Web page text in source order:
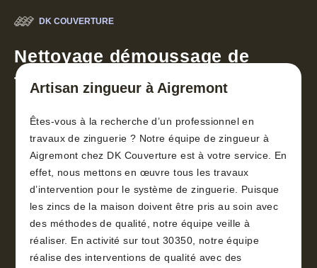
DK COUVERTURE
Nettoyage démoussage de
toiture 30
Artisan zingueur à Aigremont
Êtes-vous à la recherche d’un professionnel en
travaux de zinguerie ? Notre équipe de zingueur à
Aigremont chez DK Couverture est à votre service. En
effet, nous mettons en œuvre tous les travaux
d’intervention pour le système de zinguerie. Puisque
les zincs de la maison doivent être pris au soin avec
des méthodes de qualité, notre équipe veille à
réaliser. En activité sur tout 30350, notre équipe
réalise des interventions de qualité avec des